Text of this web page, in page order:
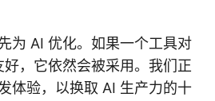
为 AI 优化。如果一个工具对
，它依然会被采用。我们正
体验，以换取 AI 生产力的十